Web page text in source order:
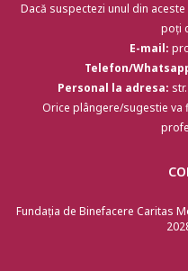
Dacă suspectezi unul din
poți
E-mail:
Telefon/
Personal la adresa:
Orice plângere/sugestie va
Fundația de Binefacere Caritas